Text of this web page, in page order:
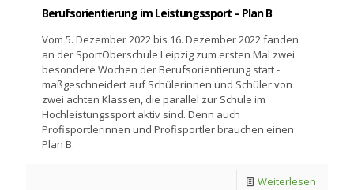
Berufsorientierung im Leistungssport – Plan B
Vom 5. Dezember 2022 bis 16. Dezember 2022 fanden
an der SportOberschule Leipzig zum ersten Mal zwei
besondere Wochen der Berufsorientierung statt -
maßgeschneidert auf Schülerinnen und Schüler von
zwei achten Klassen, die parallel zur Schule im
Hochleistungssport aktiv sind. Denn auch
Profisportlerinnen und Profisportler brauchen einen
Plan B.
Weiterlesen